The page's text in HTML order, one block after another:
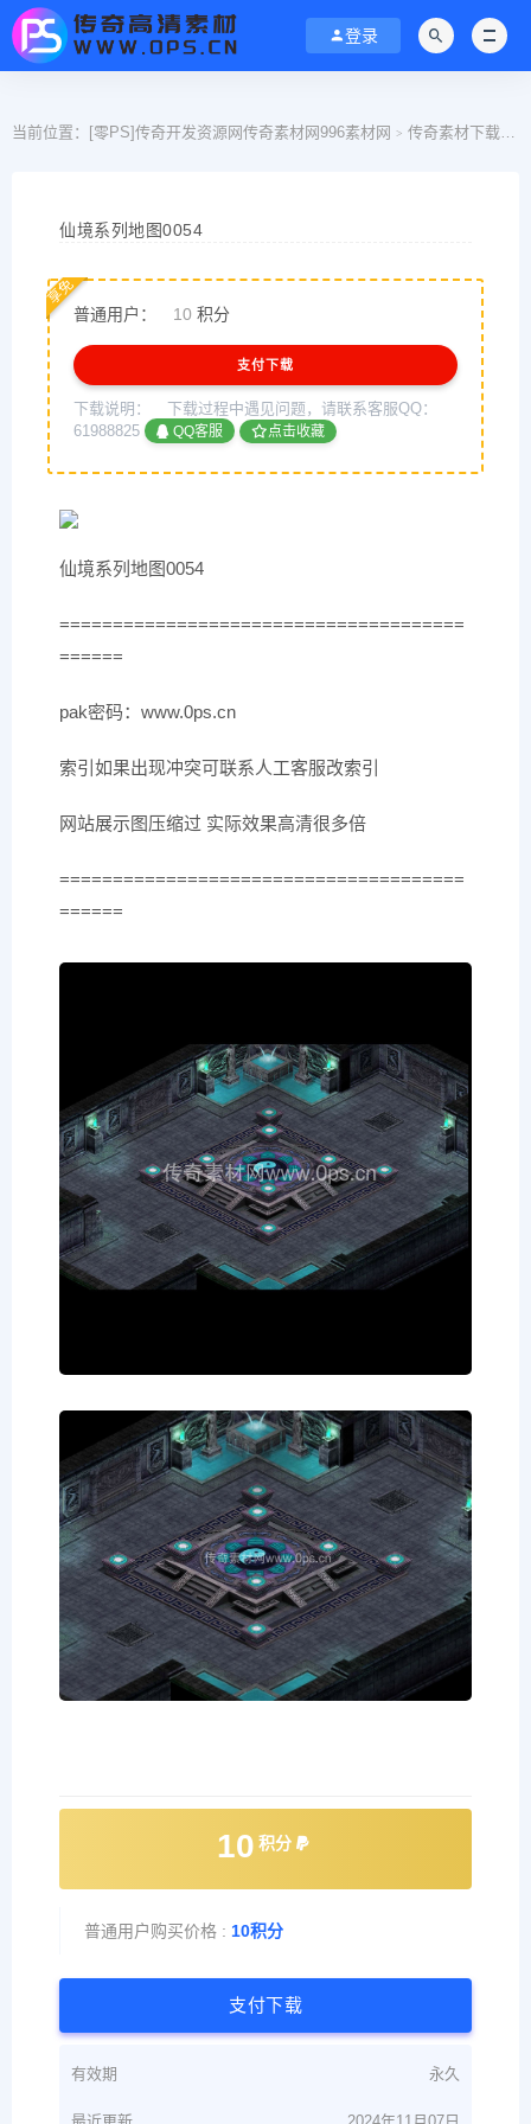
登录
当前位置： [零PS]传奇开发资源网传奇素材网996素材网 > 传奇素材下载
仙境系列地图0054
普通用户： 10 积分
享免
支付下载
下载说明：
下载过程中遇见问题，请联系客服QQ：
61988825
QQ客服 点击收藏
仙境系列地图0054
======================================
======
pak密码：www.0ps.cn
索引如果出现冲突可联系人工客服改索引
网站展示图压缩过 实际效果高清很多倍
======================================
======
10 积分
普通用户购买价格 : 10积分
支付下载
有效期 永久